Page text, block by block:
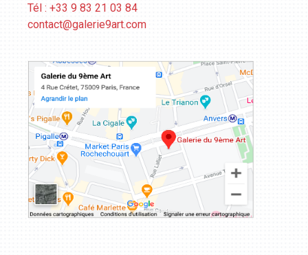
Tél : +33 9 83 21 03 84
contact@galerie9art.com